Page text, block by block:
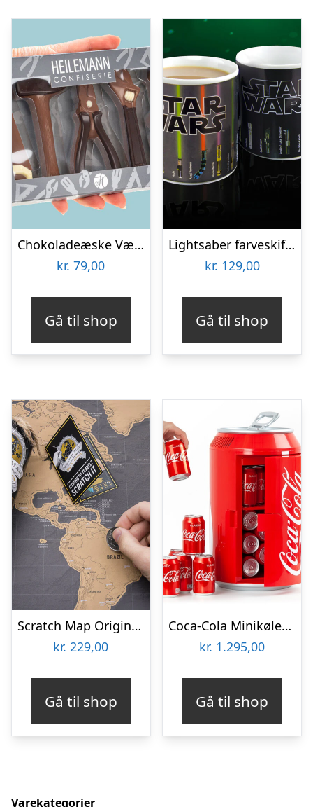
Chokoladeæske Værktøj
kr. 79,00
Gå til shop
Lightsaber farveskiftende krus
kr. 129,00
Gå til shop
Scratch Map Original Deluxe
kr. 229,00
Gå til shop
Coca-Cola Minikøleskab
kr. 1.295,00
Gå til shop
Varekategorier